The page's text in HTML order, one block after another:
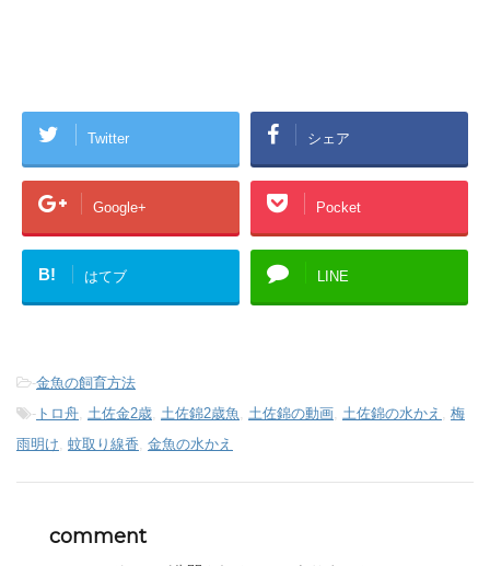
Twitter シェア
Google+ Pocket
B! はてブ LINE
-金魚の飼育方法
- トロ舟, 土佐金2歳, 土佐錦2歳魚, 土佐錦の動画, 土佐錦の水かえ , 梅
雨明け, 蚊取り線香, 金魚の水かえ
comment